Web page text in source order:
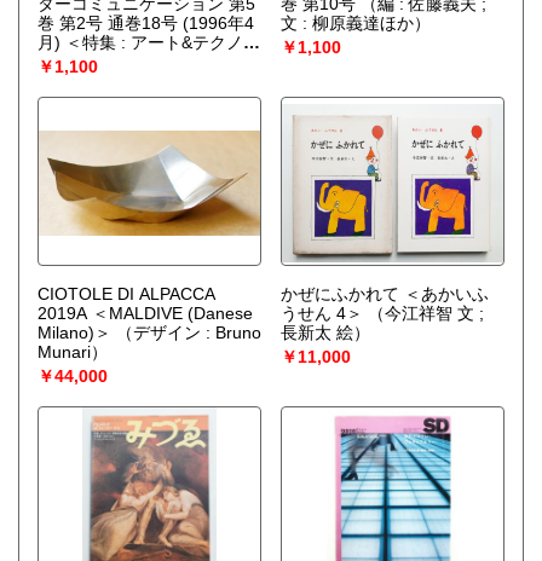
ターコミュニケーション 第5
巻 第2号 通巻18号 (1996年4
月) ＜特集 : アート&テクノロ
ジーの20世紀 科学と芸術の
対話＞
伊藤俊治・武邑光裕・彦坂
￥1,100
巻 第10号
（編 : 佐藤義夫 ;
文 : 柳原義達ほか）
￥1,100
CIOTOLE DI ALPACCA
2019A ＜MALDIVE (Danese
Milano)＞
（デザイン : Bruno
Munari）
￥44,000
かぜにふかれて ＜あかいふ
うせん 4＞
（今江祥智 文 ;
長新太 絵）
￥11,000